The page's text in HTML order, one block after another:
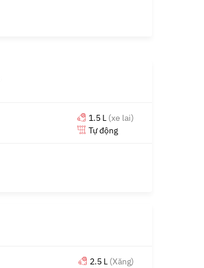
1.5 L (xe lai)
Tự động
2.5 L (Xăng)